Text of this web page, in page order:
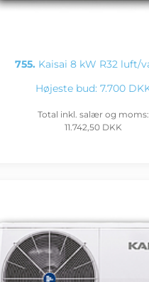
755. Kaisai 8 kW R32 luft/
Højeste bud: 7.700
Total inkl. salær og moms:
11.742,50 DKK